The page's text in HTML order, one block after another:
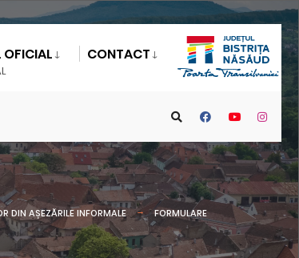
OFICIAL CONTACT
DIN AȘEZĂRILE INFORMALE FORMULARE